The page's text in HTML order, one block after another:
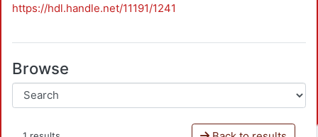
https://hdl.handle.net/11191/1241
Browse